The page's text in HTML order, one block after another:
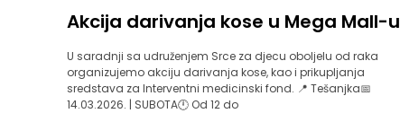
Akcija darivanja kose u Mega Mall-u
U saradnji sa udruženjem Srce za djecu oboljelu od raka
organizujemo akciju darivanja kose, kao i prikupljanja
sredstava za Interventni medicinski fond. 📍 Tešanjka📅
14.03.2026. | SUBOTA🕛 Od 12 do